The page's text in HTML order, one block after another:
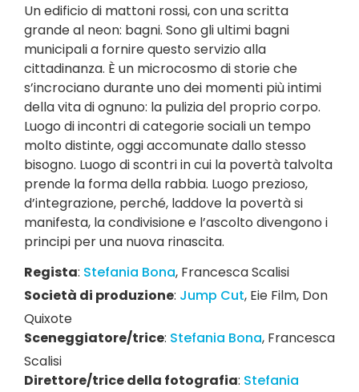
Un edificio di mattoni rossi, con una scritta
grande al neon: bagni. Sono gli ultimi bagni
municipali a fornire questo servizio alla
cittadinanza. È un microcosmo di storie che
s’incrociano durante uno dei momenti più intimi
della vita di ognuno: la pulizia del proprio corpo.
Luogo di incontri di categorie sociali un tempo
molto distinte, oggi accomunate dallo stesso
bisogno. Luogo di scontri in cui la povertà talvolta
prende la forma della rabbia. Luogo prezioso,
d’integrazione, perché, laddove la povertà si
manifesta, la condivisione e l’ascolto divengono i
principi per una nuova rinascita.
Regista: Stefania Bona, Francesca Scalisi
Società di produzione: Jump Cut, Eie Film, Don
Quixote
Sceneggiatore/trice: Stefania Bona, Francesca
Scalisi
Direttore/trice della fotografia: Stefania